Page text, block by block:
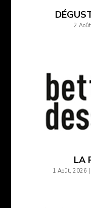
2
LA
1 Août, 2026